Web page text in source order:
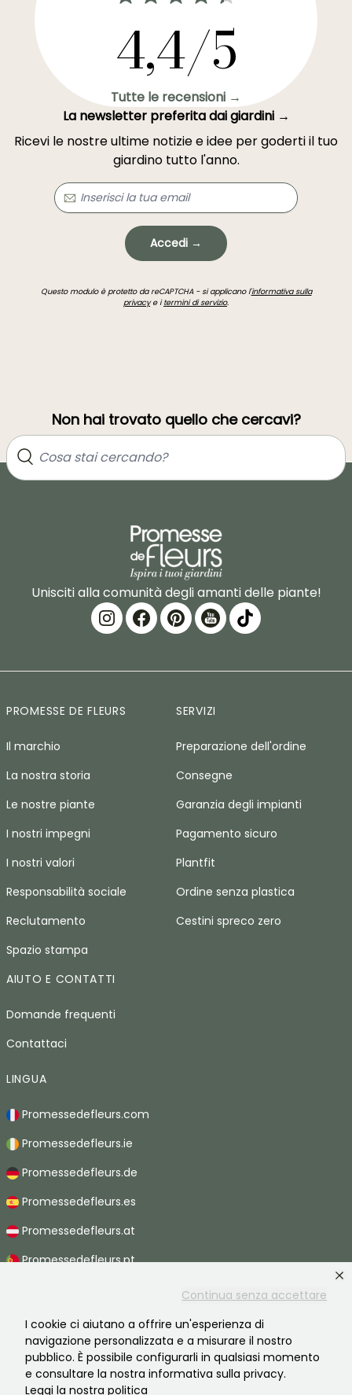
Continua senza accettare
I cookie ci aiutano a offrire un'esperienza di
navigazione personalizzata e a misurare il nostro
pubblico. È possibile configurarli in qualsiasi momento
e consultare la nostra informativa sulla privacy.
Leggi la nostra politica
4,4/5
Tutte le recensioni →
La newsletter preferita dai giardini →
Ricevi le nostre ultime notizie e idee per goderti il tuo
giardino tutto l'anno.
Accedi →
Questo modulo è protetto da reCAPTCHA - si applicano l'informativa sulla
privacye itermini di servizio.
Non hai trovato quello che cercavi?
Unisciti alla comunità degli amanti delle piante!
PROMESSE DE FLEURS
Il marchio
La nostra storia
Le nostre piante
I nostri impegni
I nostri valori
Responsabilità sociale
Reclutamento
Spazio stampa
SERVIZI
Preparazione dell'ordine
Consegne
Garanzia degli impianti
Pagamento sicuro
Plantfit
Ordine senza plastica
Cestini spreco zero
AIUTO E CONTATTI
Domande frequenti
Contattaci
LINGUA
Promessedefleurs.com
Promessedefleurs.ie
Promessedefleurs.de
Promessedefleurs.es
Promessedefleurs.at
Promessedefleurs.pt
Promessedefleurs.be
Promessedefleurs.ch